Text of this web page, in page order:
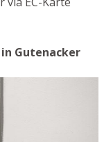
Gutenacker